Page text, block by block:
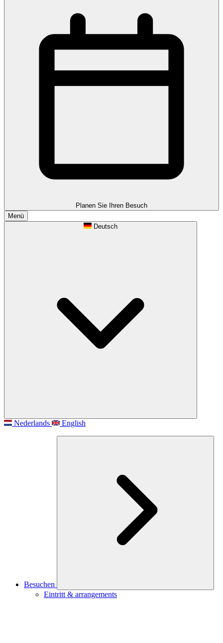
Planen Sie Ihren Besuch
Menü
Deutsch
Nederlands English
Besuchen
Eintritt & arrangements